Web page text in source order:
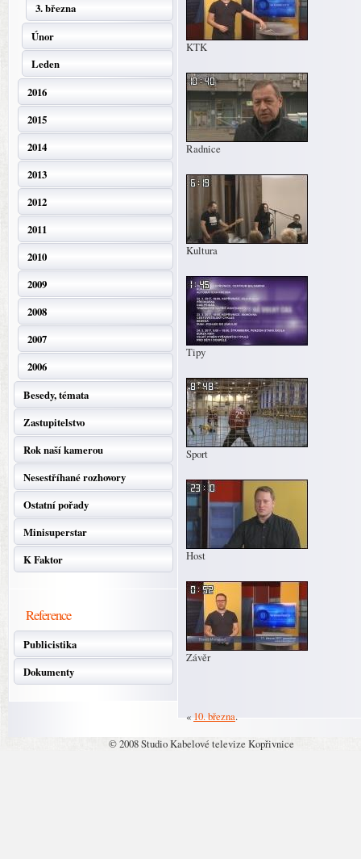
3. března
Únor
Leden
2016
2015
2014
2013
2012
2011
2010
2009
2008
2007
2006
Besedy, témata
Zastupitelstvo
Rok naší kamerou
Nesestříhané rozhovory
Ostatní pořady
Minisuperstar
K Faktor
Reference
Publicistika
Dokumenty
KTK
Radnice
Kultura
Tipy
Sport
Host
Závěr
« 10. března.
© 2008 Studio Kabelové televize Kopřivnice